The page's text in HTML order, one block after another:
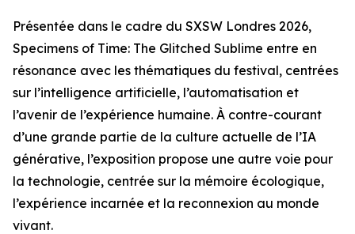
Présentée dans le cadre du SXSW Londres 2026,
Specimens of Time: The Glitched Sublime entre en
résonance avec les thématiques du festival, centrées
sur l’intelligence artificielle, l’automatisation et
l’avenir de l’expérience humaine. À contre-courant
d’une grande partie de la culture actuelle de l’IA
générative, l’exposition propose une autre voie pour
la technologie, centrée sur la mémoire écologique,
l’expérience incarnée et la reconnexion au monde
vivant.